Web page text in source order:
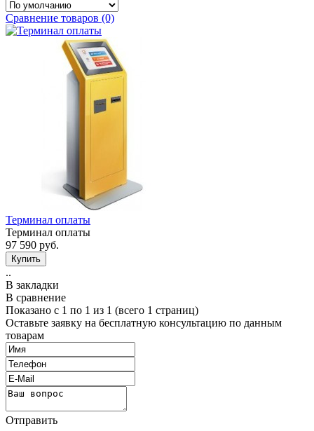
Сравнение товаров (0)
Терминал оплаты
Терминал оплаты
97 590 руб.
..
В закладки
В сравнение
Показано с 1 по 1 из 1 (всего 1 страниц)
Оставьте заявку на бесплатную консультацию по данным
товарам
Отправить